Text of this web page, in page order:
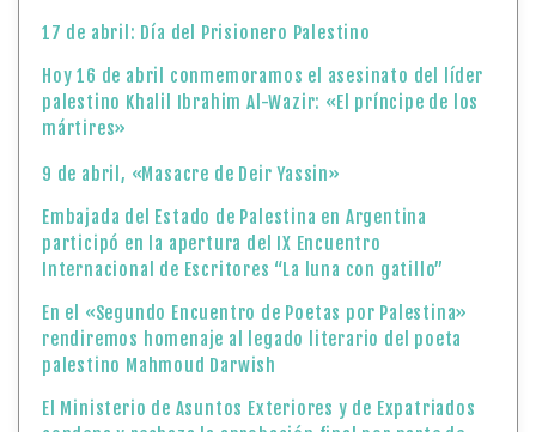
17 de abril: Día del Prisionero Palestino
Hoy 16 de abril conmemoramos el asesinato del líder
palestino Khalil Ibrahim Al-Wazir: «El príncipe de los
mártires»
9 de abril, «Masacre de Deir Yassin»
Embajada del Estado de Palestina en Argentina
participó en la apertura del IX Encuentro
Internacional de Escritores “La luna con gatillo”
En el «Segundo Encuentro de Poetas por Palestina»
rendiremos homenaje al legado literario del poeta
palestino Mahmoud Darwish
El Ministerio de Asuntos Exteriores y de Expatriados